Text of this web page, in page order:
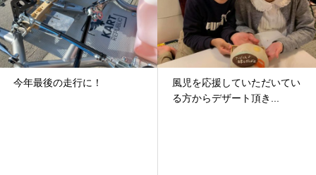
今年最後の走行に！
風児を応援していただいてい
る方からデザート頂き...